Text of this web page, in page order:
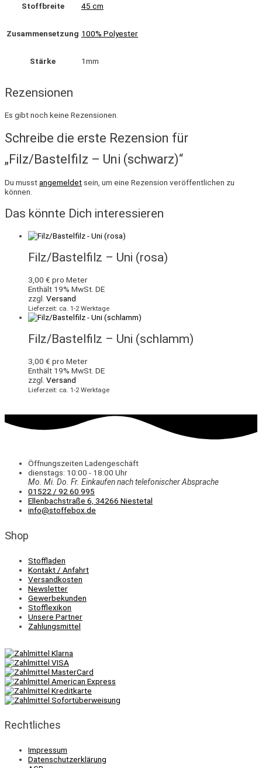
Stoffbreite 45 cm
Zusammensetzung 100% Polyester
Stärke 1mm
Rezensionen
Es gibt noch keine Rezensionen.
Schreibe die erste Rezension für
„Filz/Bastelfilz – Uni (schwarz)“
Du musstangemeldet sein, um eine Rezension veröffentlichen zu
können.
Das könnte Dich interessieren
Filz/Bastelfilz – Uni (rosa)
3,00 € pro Meter
Enthält 19% MwSt. DE
zzgl. Versand
Lieferzeit: ca. 1-2 Werktage
Filz/Bastelfilz – Uni (schlamm)
3,00 € pro Meter
Enthält 19% MwSt. DE
zzgl. Versand
Lieferzeit: ca. 1-2 Werktage
Öffnungszeiten Ladengeschäft
dienstags: 10:00 - 18:00 Uhr
Mo. Mi. Do. Fr. Einkaufennach telefonischer Absprache
01522 / 92 60 995
Ellenbachstraße 6, 34266 Niestetal
info@stoffebox.de
Shop
Stoffladen
Kontakt / Anfahrt
Versandkosten
Newsletter
Gewerbekunden
Stofflexikon
Unsere Partner
Zahlungsmittel
Rechtliches
Impressum
Datenschutzerklärung